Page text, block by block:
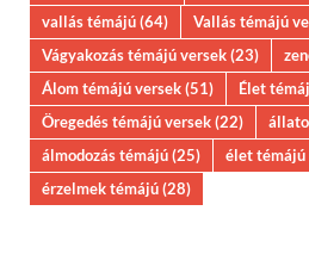
vallás témájú(64) Vallás témájú
Vágyakozás témájú versek(23)
Álom témájú versek(51) Élet
Öregedés témájú versek(22)
álmodozás témájú(25) élet témájú
érzelmek témájú(28)